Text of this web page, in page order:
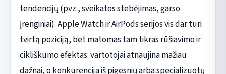
tendencijų (pvz., sveikatos stebėjimas, garso
įrenginiai). Apple Watch ir AirPods serijos vis dar turi
tvirtą poziciją, bet matomas tam tikras rūšiavimo ir
cikliškumo efektas: vartotojai atnaujina mažiau
dažnai, o konkurencija iš pigesnių arba specializuotų